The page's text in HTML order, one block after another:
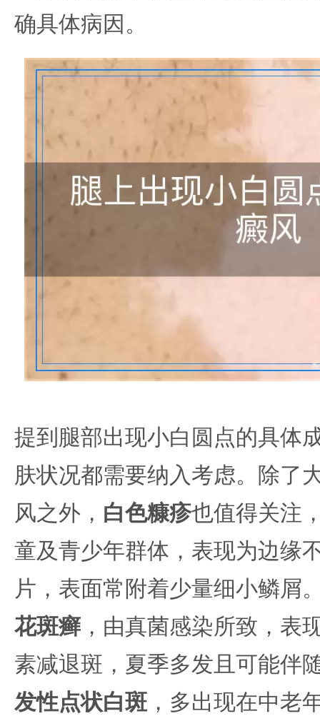
确具体病因。
提到腿部出现小白圆点的具体
肤状况都需要纳入考虑。除了
风之外， 白色糠疹也值得关注
童及青少年群体，表现为边缘
片，表面常附着少量细小鳞屑
花斑癣 ，由真菌感染所致，表
素减退斑，夏季多发且可能伴
发性点状白斑 ，多出现在中老